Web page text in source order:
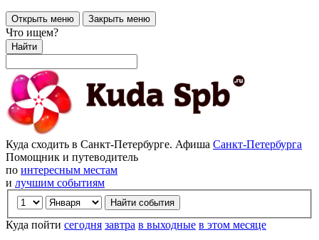
Открыть меню Закрыть меню
Что ищем?
Найти
Куда сходить в Санкт-Петербурге. Афиша Санкт-Петербурга
Помощник и путеводитель
по интересным местам
и лучшим событиям
Куда пойти сегодня завтра в выходные в этом месяце